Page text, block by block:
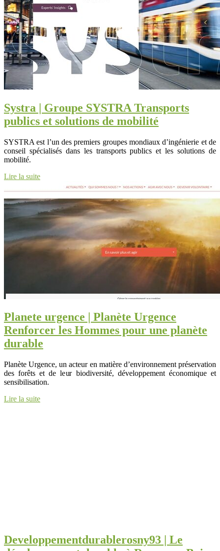
Systra | Groupe SYSTRA Transports
publics et solutions de mobilité
SYSTRA est l’un des premiers groupes mondiaux d’ingénierie et de
conseil spécialisés dans les transports publics et les solutions de
mobilité.
Lire la suite
Planete urgence | Planète Urgence
Renforcer les Hommes pour une planète
durable
Planète Urgence, un acteur en matière d’environnement préservation
des forêts et de leur biodiversité, développement économique et
sensibilisation.
Lire la suite
Develop­pementdurab­le­rosny93 | Le